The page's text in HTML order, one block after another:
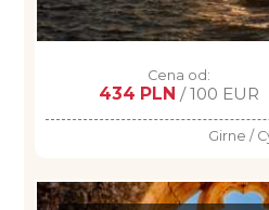
Cena od:
434 PLN / 100 EUR
Girne /